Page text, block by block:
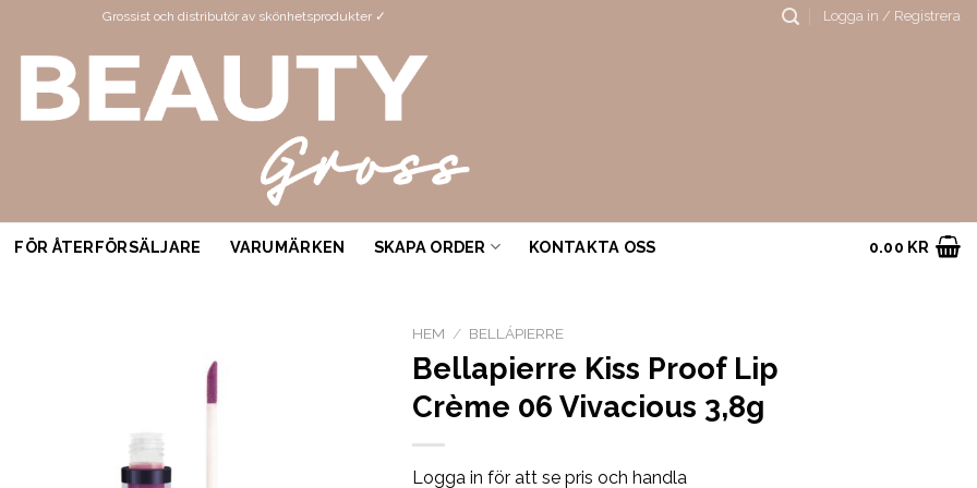
Grossist och distributör av skönhetsprodukter ✓ Logga in / Registrera
FÖR ÅTERFÖRSÄLJARE VARUMÄRKEN SKAPA ORDER KONTAKTA OSS 0.00 KR
HEM / BELLÁPIERRE
Bellapierre Kiss Proof Lip
Crème 06 Vivacious 3,8g
Logga in för att se pris och handla